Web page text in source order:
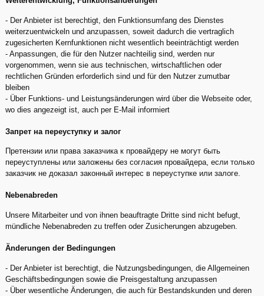
- Der Anbieter ist berechtigt, den Funktionsumfang des Dienstes
weiterzuentwickeln und anzupassen, soweit dadurch die vertraglich
zugesicherten Kernfunktionen nicht wesentlich beeinträchtigt werden
- Anpassungen, die für den Nutzer nachteilig sind, werden nur
vorgenommen, wenn sie aus technischen, wirtschaftlichen oder
rechtlichen Gründen erforderlich sind und für den Nutzer zumutbar
bleiben
- Über Funktions- und Leistungsänderungen wird über die Webseite oder,
wo dies angezeigt ist, auch per E-Mail informiert
Запрет на переуступку и залог
Претензии или права заказчика к провайдеру не могут быть
переуступлены или заложены без согласия провайдера, если только
заказчик не доказал законный интерес в переуступке или залоге.
Nebenabreden
Unsere Mitarbeiter und von ihnen beauftragte Dritte sind nicht befugt,
mündliche Nebenabreden zu treffen oder Zusicherungen abzugeben.
Änderungen der Bedingungen
- Der Anbieter ist berechtigt, die Nutzungsbedingungen, die Allgemeinen
Geschäftsbedingungen sowie die Preisgestaltung anzupassen
- Über wesentliche Änderungen, die auch für Bestandskunden und deren